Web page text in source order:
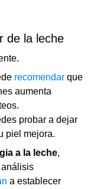
de la leche
recomendar que
aumenta
probar a dejar
piel mejora.
a la leche,
a establecer